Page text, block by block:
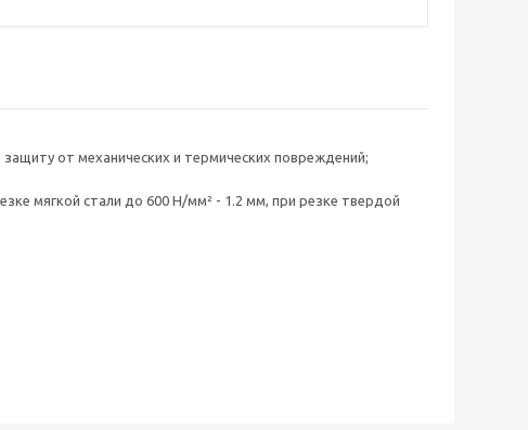
от механических и термических повреждений;
мягкой стали до 600 Н/мм² - 1.2 мм, при резке твердой